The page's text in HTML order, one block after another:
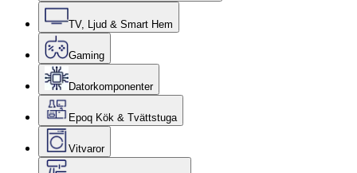
TV, Ljud & Smart Hem
Gaming
Datorkomponenter
Epoq Kök & Tvättstuga
Vitvaror